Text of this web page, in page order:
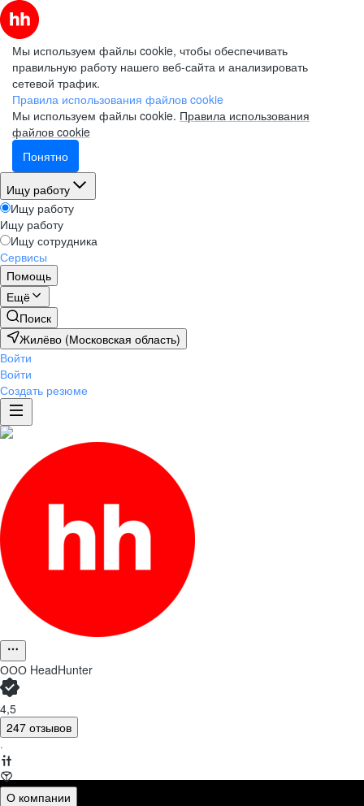
Мы используем файлы cookie, чтобы обеспечивать
правильную работу нашего веб-сайта и анализировать
сетевой трафик.
Правила использования файлов cookie
Мы используем файлы cookie. Правила использования
файлов cookie
Понятно
Ищу работу
Ищу работу
Ищу работу
Ищу сотрудника
Сервисы
Помощь
Ещё
Поиск
Жилёво (Московская область)
Войти
Войти
Создать резюме
ООО HeadHunter
4,5
247 отзывов
·
О компании